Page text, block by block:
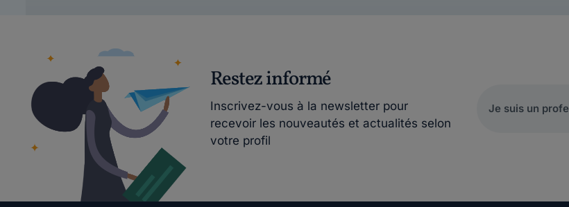
Restez informé
Inscrivez-vous à la newsletter pour
recevoir les nouveautés et actualités selon
votre profil